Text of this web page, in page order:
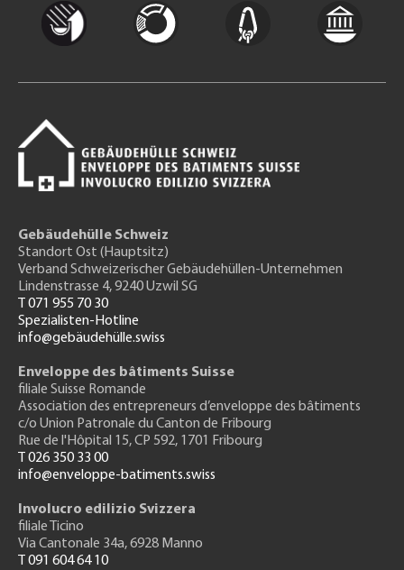
Gebäudehülle Schweiz
Standort Ost (Hauptsitz)
Verband Schweizerischer Gebäudehüllen-Unternehmen
Lindenstrasse 4, 9240 Uzwil SG
T 071 955 70 30
Spezialisten-Hotline
info@gebäudehülle.swiss
Enveloppe des bâtiments Suisse
filiale Suisse Romande
Association des entrepreneurs d’enveloppe des bâtiments
c/o Union Patronale du Canton de Fribourg
Rue de l'Hôpital 15, CP 592, 1701 Fribourg
T 026 350 33 00
info@enveloppe-batiments.swiss
Involucro edilizio Svizzera
filiale Ticino
Via Cantonale 34a, 6928 Manno
T 091 604 64 10